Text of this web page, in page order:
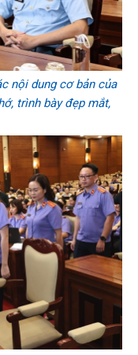
nội dung cơ bản của
trình bày đẹp mắt,